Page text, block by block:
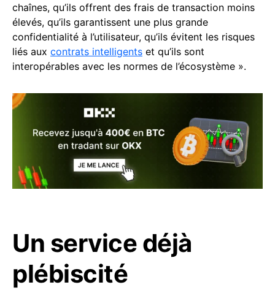
chaînes, qu’ils offrent des frais de transaction moins
élevés, qu’ils garantissent une plus grande
confidentialité à l’utilisateur, qu’ils évitent les risques
liés aux contrats intelligents et qu’ils sont
interopérables avec les normes de l’écosystème ».
Un service déjà
plébiscité